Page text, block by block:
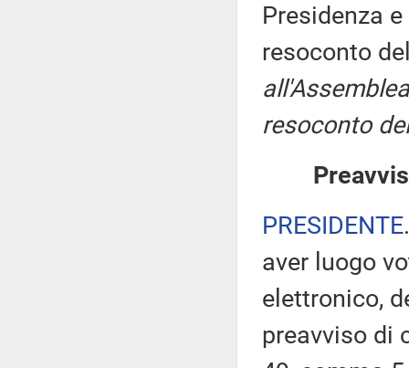
Presidenza
resoconto
resoconto
PRESIDENTE
aver luogo
elettronico,
preavviso di